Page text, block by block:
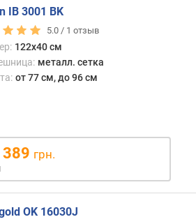
IB 3001 BK
5.0 / 1 отзыв
122x40 см
металл. сетка
от 77 см, до 96 см
грн.
OK 16030J